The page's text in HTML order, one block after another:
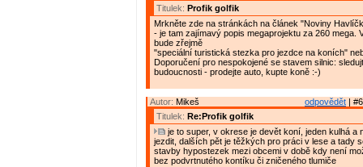
Titulek: Profik golfik
Mrkněte zde na stránkách na článek "Noviny
- je tam zajímavý popis megaprojektu za 260 mega.
bude zřejmě
"speciální turistická stezka pro jezdce na koních"
Doporučení pro nespokojené se stavem silnic:
budoucnosti - prodejte auto, kupte koně :-)
odpovědět |
Autor: Mikeš
Titulek: Re:Profik golfik
je to super, v okrese je devět koní, jeden kulhá a
jezdit, dalších pět je těžkých pro práci v lese a tady
stavby hypostezek mezi obcemi v době kdy není
bez podvrtnutého kontíku či zničeného tlumiče